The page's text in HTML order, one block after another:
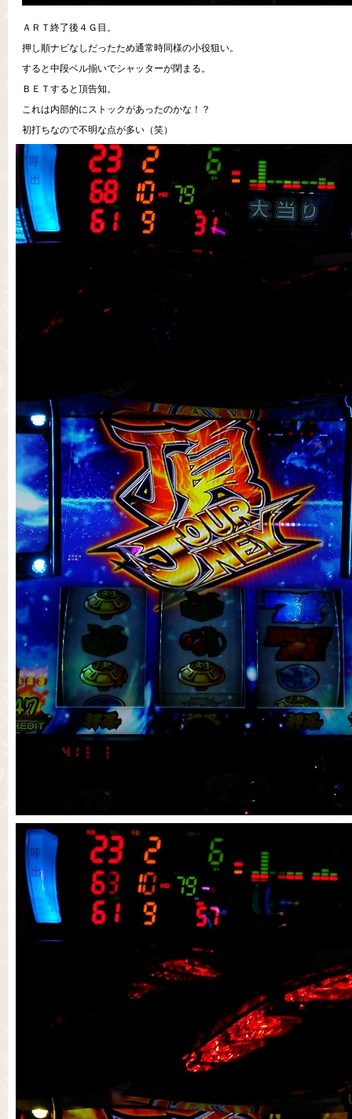
ＡＲＴ終了後４Ｇ目。
押し順ナビなしだったため通常時同様の小役狙い。
すると中段ベル揃いでシャッターが閉まる。
ＢＥＴすると頂告知。
これは内部的にストックがあったのかな！？
初打ちなので不明な点が多い（笑）